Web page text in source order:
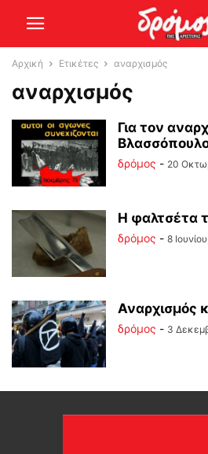
Αρχική Ετικέτες αναρχισμός
αναρχισμός
Για τον
δρόμος - 20
Η φαλτσέτα
δρόμος - 8
Αναρχισμός
δρόμος - 3